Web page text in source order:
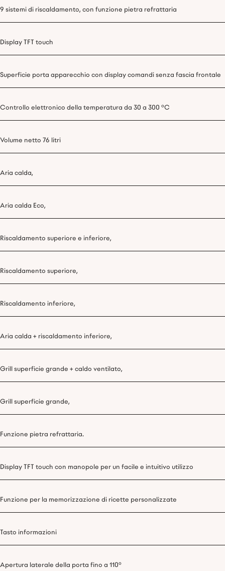
9 sistemi di riscaldamento, con funzione pietra refrattaria
Display TFT touch
Superficie porta apparecchio con display comandi senza fascia frontale
Controllo elettronico della temperatura da 30 a 300 °C
Volume netto 76 litri
Aria calda,
Aria calda Eco,
Riscaldamento superiore e inferiore,
Riscaldamento superiore,
Riscaldamento inferiore,
Aria calda + riscaldamento inferiore,
Grill superficie grande + caldo ventilato,
Grill superficie grande,
Funzione pietra refrattaria.
Display TFT touch con manopole per un facile e intuitivo utilizzo
Funzione per la memorizzazione di ricette personalizzate
Tasto informazioni
Apertura laterale della porta fino a 110°